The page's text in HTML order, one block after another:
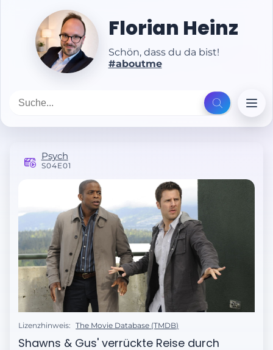
Florian Heinz
Schön, dass du da bist!
#aboutme
Psych
S04E01
Lizenzhinweis: The Movie Database (TMDB)
Shawns & Gus' verrückte Reise durch